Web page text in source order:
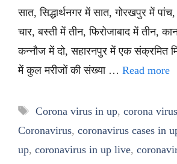
सात, सिद्धार्थनगर में सात, गोरखपुर में
चार, बस्ती में तीन, फिरोजाबाद में तीन,
कन्नौज में दो, सहारनपुर में एक संक्रमित
में कुल मरीजों की संख्या … Read more
Tags
Corona virus in up, corona
Coronavirus, coronavirus cases in
up, coronavirus in up live,